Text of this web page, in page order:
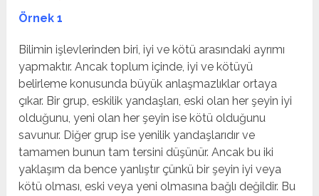
Örnek 1
Bilimin işlevlerinden biri, iyi ve kötü arasındaki ayrımı
yapmaktır. Ancak toplum içinde, iyi ve kötüyü
belirleme konusunda büyük anlaşmazlıklar ortaya
çıkar. Bir grup, eskilik yandaşları, eski olan her şeyin iyi
olduğunu, yeni olan her şeyin ise kötü olduğunu
savunur. Diğer grup ise yenilik yandaşlarıdır ve
tamamen bunun tam tersini düşünür. Ancak bu iki
yaklaşım da bence yanlıştır çünkü bir şeyin iyi veya
kötü olması, eski veya yeni olmasına bağlı değildir. Bu